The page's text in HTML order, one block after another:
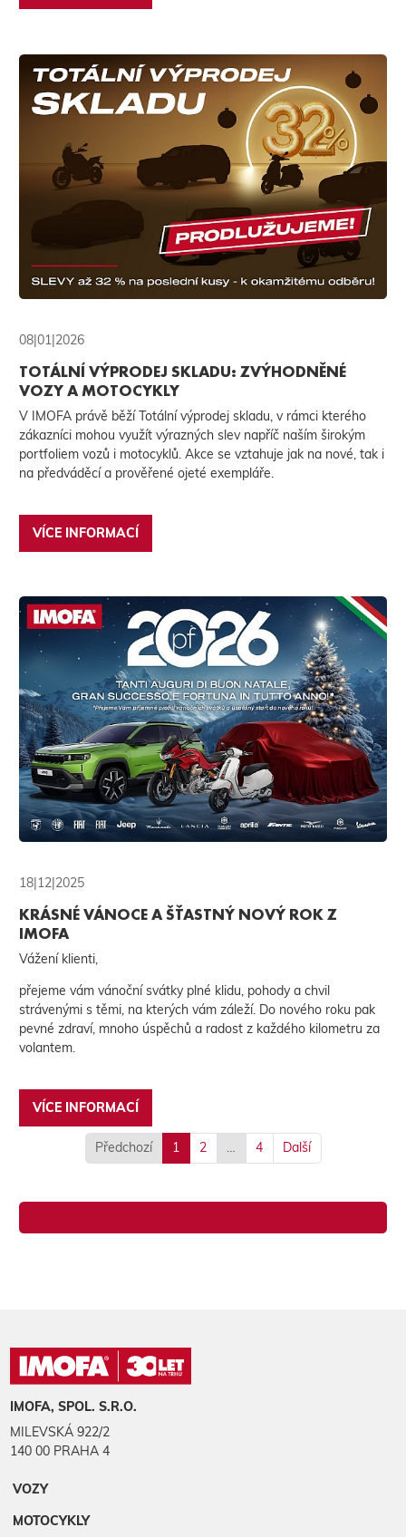
08|01|2026
TOTÁLNÍ VÝPRODEJ SKLADU: ZVÝHODNĚNÉ
VOZY A MOTOCYKLY
V IMOFA právě běží Totální výprodej skladu, v rámci kterého
zákazníci mohou využít výrazných slev napříč naším širokým
portfoliem vozů i motocyklů. Akce se vztahuje jak na nové, tak i
na předváděcí a prověřené ojeté exempláře.
VÍCE INFORMACÍ
18|12|2025
KRÁSNÉ VÁNOCE A ŠŤASTNÝ NOVÝ ROK Z
IMOFA
Vážení klienti,
přejeme vám vánoční svátky plné klidu, pohody a chvil
strávenými s těmi, na kterých vám záleží. Do nového roku pak
pevné zdraví, mnoho úspěchů a radost z každého kilometru za
volantem.
VÍCE INFORMACÍ
Předchozí 1 2 … 4 Další
IMOFA, SPOL. S.R.O.
MILEVSKÁ 922/2
140 00 PRAHA 4
VOZY
MOTOCYKLY